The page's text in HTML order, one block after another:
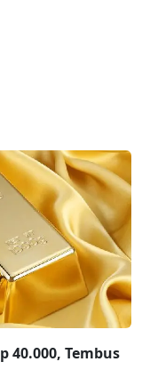
40.000, Tembus